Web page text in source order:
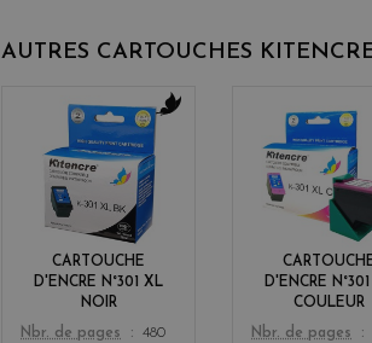
AUTRES CARTOUCHES
CARTOUCHE
D'ENCRE N°301 XL
NOIR
Color
l
Nbr. de pages
480
D'ENCRE
COULEUR
Color
Nbr. de pages